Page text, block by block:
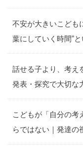
不安が大きいこども
葉にしていく時間”
話せる子より、考え
発表・探究で大切な
こどもが「自分の考
らではない｜発達の